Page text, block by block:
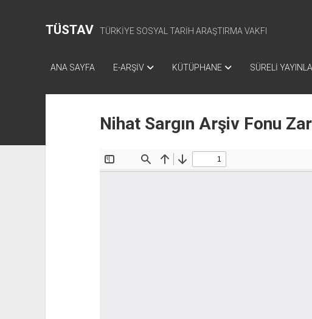
TÜSTAV TÜRKİYE SOSYAL TARİH ARAŞTIRMA VAKFI
ANA SAYFA E-ARŞİV KÜTÜPHANE SÜRELİ
Nihat Sargın Arşiv Fonu